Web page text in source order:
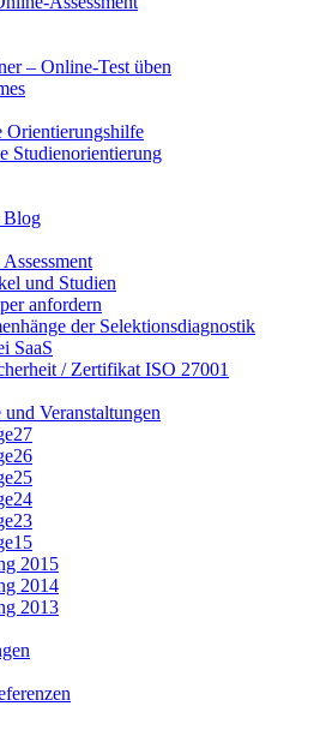
– Online-Test üben
Orientierungshilfe
Studienorientierung
Blog
und Studien
anfordern
der Selektionsdiagnostik
SaaS
/ Zertifikat ISO 27001
und Veranstaltungen
2015
2014
2013